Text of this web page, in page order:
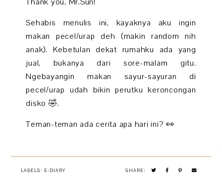
Sehabis menulis ini, kayaknya aku ingin
makan pecel/urap deh (makin random nih
anak). Kebetulan dekat rumahku ada yang
jual, bukanya dari sore-malam gitu.
Ngebayangin makan sayur-sayuran di
pecel/urap udah bikin perutku keroncongan
disko 🤣.
Teman-teman ada cerita apa hari ini? 👀
LABELS: E-DIARY SHARE: